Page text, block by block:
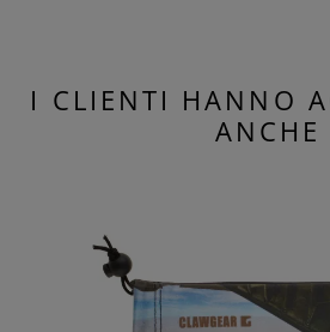
I CLIENTI HANNO
ANCHE